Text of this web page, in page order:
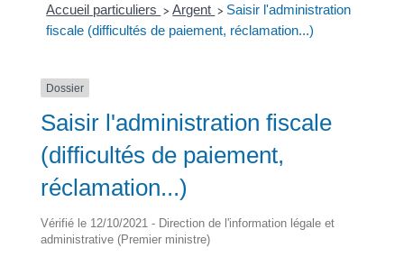
Accueil particuliers > Argent > Saisir l'administration
fiscale (difficultés de paiement, réclamation...)
Dossier
Saisir l'administration fiscale
(difficultés de paiement,
réclamation...)
Vérifié le 12/10/2021 - Direction de l'information légale et
administrative (Premier ministre)